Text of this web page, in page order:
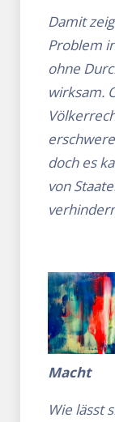
Damit
Problem
ohne
wirksam.
doch es
von
Macht
Wie lässt